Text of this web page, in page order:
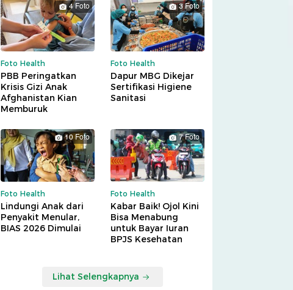
4 Foto
Foto Health
PBB Peringatkan
Krisis Gizi Anak
Afghanistan Kian
Memburuk
3 Foto
Foto Health
Dapur MBG Dikejar
Sertifikasi Higiene
Sanitasi
10 Foto
Foto Health
Lindungi Anak dari
Penyakit Menular,
BIAS 2026 Dimulai
7 Foto
Foto Health
Kabar Baik! Ojol Kini
Bisa Menabung
untuk Bayar Iuran
BPJS Kesehatan
Lihat Selengkapnya